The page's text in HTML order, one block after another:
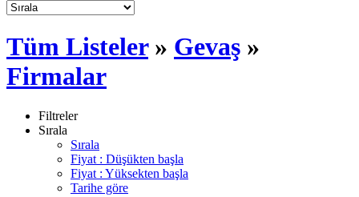
Tüm Listeler» Gevaş »
Firmalar
Filtreler
Sırala
Sırala
Fiyat : Düşükten başla
Fiyat : Yüksekten başla
Tarihe göre